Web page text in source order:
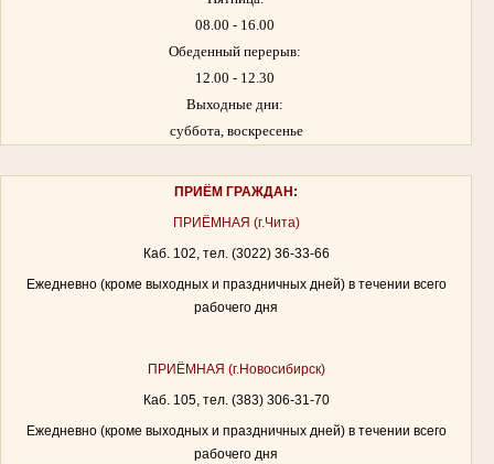
08.00 - 16.00
Обеденный перерыв:
12.00 - 12.30
Выходные дни:
суббота, воскресенье
ПРИЁМ ГРАЖДАН:
ПРИЁМНАЯ (г.Чита)
Каб. 102, тел. (3022) 36-33-66
Ежедневно (кроме выходных и праздничных дней) в течении всего
рабочего дня
ПРИЁМНАЯ (г.Новосибирск)
Каб. 105, тел. (383) 306-31-70
Ежедневно (кроме выходных и праздничных дней) в течении всего
рабочего дня